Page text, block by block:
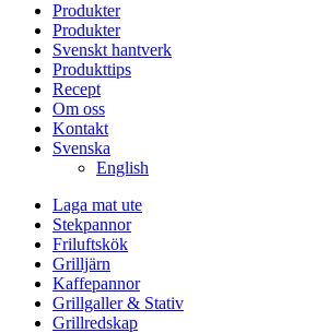
Produkter
Produkter
Svenskt hantverk
Produkttips
Recept
Om oss
Kontakt
Svenska
English
Laga mat ute
Stekpannor
Friluftskök
Grilljärn
Kaffepannor
Grillgaller & Stativ
Grillredskap